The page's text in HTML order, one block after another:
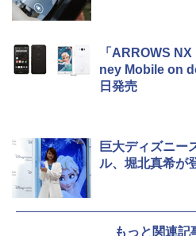
「ARROWS
ney Mobile on
日発売
巨大ディズニー
ル、堀北真希が
もっと関連記